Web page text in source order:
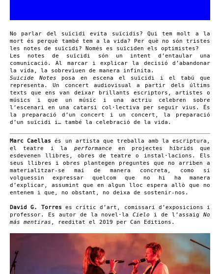
No parlar del suïcidi evita suïcidis? Qui tem molt a la
mort és perquè també tem a la vida? Per què no són tristes
les notes de suïcidi? Només es suïciden els optimistes?
Les notes de suïcidi són un intent d’entaular una
comunicació. Al marcar i explicar la decisió d’abandonar
la vida, la sobreviuen de manera infinita.
Suicide Notes posa en escena el suïcidi i el tabú que
representa. Un concert audiovisual a partir dels últims
texts que ens van deixar brillants escriptors, artistes o
músics i que un músic i una actriu celebren sobre
l’escenari en una catarsi col·lectiva per seguir vius. És
la preparació d’un concert i un concert, la preparació
d’un suïcidi i… també la celebració de la vida.
Marc Caellas és un artista que treballa amb la escriptura,
el teatre i la performance en projectes híbrids que
esdevenen llibres, obres de teatre o instal·lacions. Els
seus llibres i obres plantegen preguntes que no arriben a
materialitzar-se mai de manera concreta, como si
volguessin expressar quelcom que no hi ha manera
d’explicar, assumint que en algun lloc espera allò que no
entenem i que, no obstant, no deixa de sostenir-nos.
David G. Torres es crític d’art, comissari d’exposicions i
professor. Es autor de la novel·laCielo i de l’assaigNo
más mentiras , reeditat el 2019 per Can Editions.